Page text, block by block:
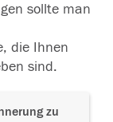
sollte man
die Ihnen
sind.
zu